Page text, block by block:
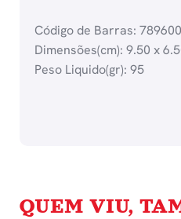
Código de Barras:
Dimensões(cm): 9.50 x
Peso Liquido(gr): 95
QUEM VIU,